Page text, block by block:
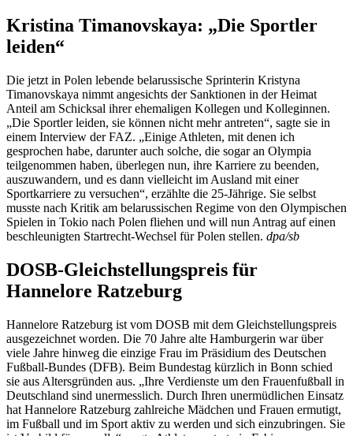
Kristina Timanovskaya: „Die Sportler
leiden“
Die jetzt in Polen lebende belarussische Sprinterin Kristyna
Timanovskaya nimmt angesichts der Sanktionen in der Heimat
Anteil am Schicksal ihrer ehemaligen Kollegen und Kolleginnen.
„Die Sportler leiden, sie können nicht mehr antreten“, sagte sie in
einem Interview der FAZ. „Einige Athleten, mit denen ich
gesprochen habe, darunter auch solche, die sogar an Olympia
teilgenommen haben, überlegen nun, ihre Karriere zu beenden,
auszuwandern, und es dann vielleicht im Ausland mit einer
Sportkarriere zu versuchen“, erzählte die 25-Jährige. Sie selbst
musste nach Kritik am belarussischen Regime von den Olympischen
Spielen in Tokio nach Polen fliehen und will nun Antrag auf einen
beschleunigten Startrecht-Wechsel für Polen stellen. dpa/sb
DOSB-Gleichstellungspreis für
Hannelore Ratzeburg
Hannelore Ratzeburg ist vom DOSB mit dem Gleichstellungspreis
ausgezeichnet worden. Die 70 Jahre alte Hamburgerin war über
viele Jahre hinweg die einzige Frau im Präsidium des Deutschen
Fußball-Bundes (DFB). Beim Bundestag kürzlich in Bonn schied
sie aus Altersgründen aus. „Ihre Verdienste um den Frauenfußball in
Deutschland sind unermesslich. Durch Ihren unermüdlichen Einsatz
hat Hannelore Ratzeburg zahlreiche Mädchen und Frauen ermutigt,
im Fußball und im Sport aktiv zu werden und sich einzubringen. Sie